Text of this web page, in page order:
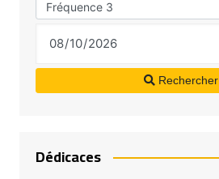
Rechercher
Dédicaces